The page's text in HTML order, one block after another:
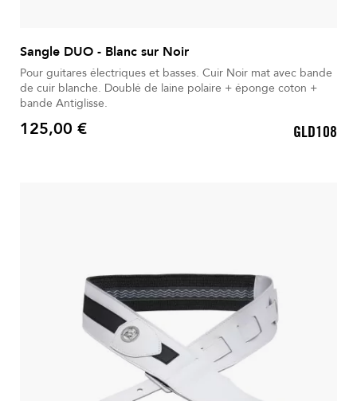
Sangle DUO - Blanc sur Noir
Pour guitares électriques et basses. Cuir Noir mat avec bande
de cuir blanche. Doublé de laine polaire + éponge coton +
bande Antiglisse.
Prix
125,00 € GLD108